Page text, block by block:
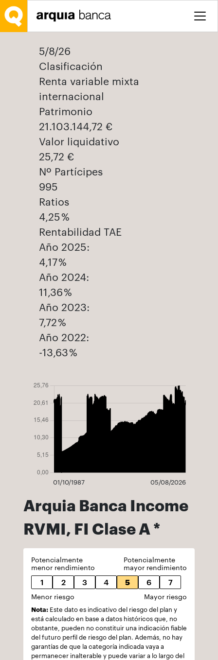
Saltar al contenido principal
5/8/26
Clasificación
Renta variable mixta
internacional
Patrimonio
21.103.144,72 €
Valor liquidativo
25,72 €
Nº Partícipes
995
Ratios
4,25 %
Rentabilidad TAE
Año 2025:
4,17 %
Año 2024:
11,36 %
Año 2023:
7,72 %
Año 2022:
-13,63 %
01/10/1987 05/08/2026
Arquia Banca Income
RVMI, FI Clase A *
Potencialmente
menor rendimiento
Potencialmente
mayor rendimiento
1 2 3 4 5 6 7
Menor riesgo Mayor riesgo
Nota: Este dato es indicativo del riesgo del plan y
está calculado en base a datos históricos que, no
obstante, pueden no constituir una indicación fiable
del futuro perfil de riesgo del plan. Además, no hay
garantías de que la categoría indicada vaya a
permanecer inalterable y puede variar a lo largo del